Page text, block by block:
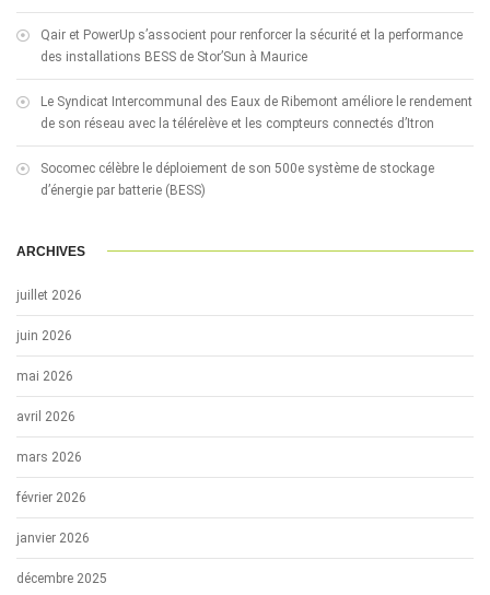
Qair et PowerUp s’associent pour renforcer la sécurité et la performance
des installations BESS de Stor’Sun à Maurice
Le Syndicat Intercommunal des Eaux de Ribemont améliore le rendement
de son réseau avec la télérelève et les compteurs connectés d’Itron
Socomec célèbre le déploiement de son 500e système de stockage
d’énergie par batterie (BESS)
ARCHIVES
juillet 2026
juin 2026
mai 2026
avril 2026
mars 2026
février 2026
janvier 2026
décembre 2025